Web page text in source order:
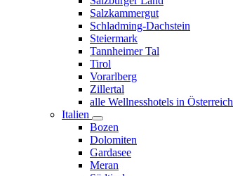
Salzkammergut
Schladming-Dachstein
Steiermark
Tannheimer Tal
Tirol
Vorarlberg
Zillertal
alle Wellnesshotels in Österreich
Italien
Bozen
Dolomiten
Gardasee
Meran